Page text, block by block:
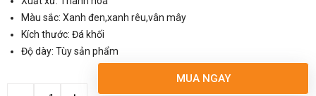
Màu sắc: Xanh đen,xanh rêu,vân mây
Kích thước: Đá khối
Độ dày: Tùy sản phẩm
MUA NGAY